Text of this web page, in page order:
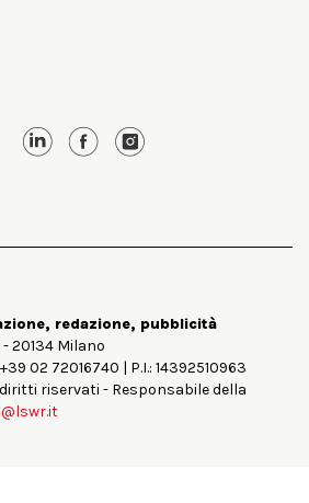
redazione, pubblicità
20134 Milano
02 72016740 | P.I.: 14392510963
riservati - Responsabile della